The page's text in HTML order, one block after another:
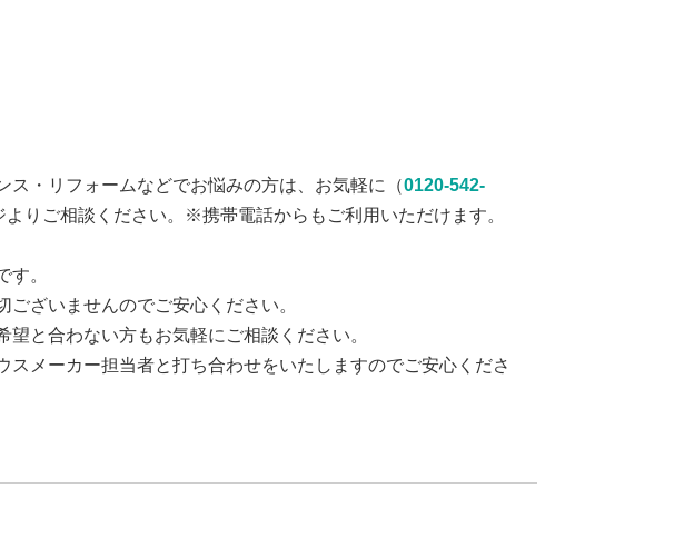
・リフォームなどでお悩みの方は、お気軽に（0120-542-
りご相談ください。※携帯電話からもご利用いただけます。
。
ざいませんのでご安心ください。
と合わない方もお気軽にご相談ください。
メーカー担当者と打ち合わせをいたしますのでご安心くださ